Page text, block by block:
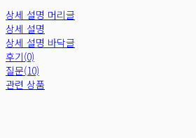
상세 설명 머리글
상세 설명
상세 설명 바닥글
후기(0)
질문(10)
관련 상품